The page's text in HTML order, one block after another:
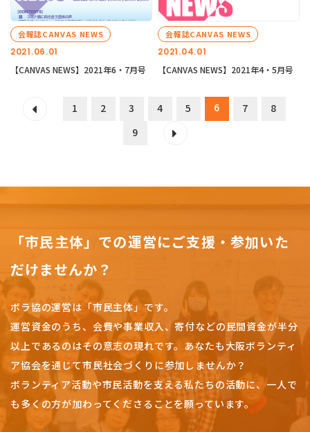
2021.06.01
会報誌CANVAS NEWS
【CANVAS NEWS】2021年6・7月号
2021.04.01
会報誌CANVAS NEWS
【CANVAS NEWS】2021年4・5月号
1 2 3 4 5 6 7
8
9
「市民主体」での運営にご支援・参加いた
だけませんか？
ボラ協の運営は「市民主体」です。
運営資金のうち、会費や事業収入、寄付などの民間資金が半分
以上であるのはその意志の現れです。 あなたも大阪ボランティ
ア協会を通じて市民社会づくりに参加しませんか？
ボランティア活動や市民活動を支える私たちの活動に、一人で
も多くの方が加わってくださることを願っています。